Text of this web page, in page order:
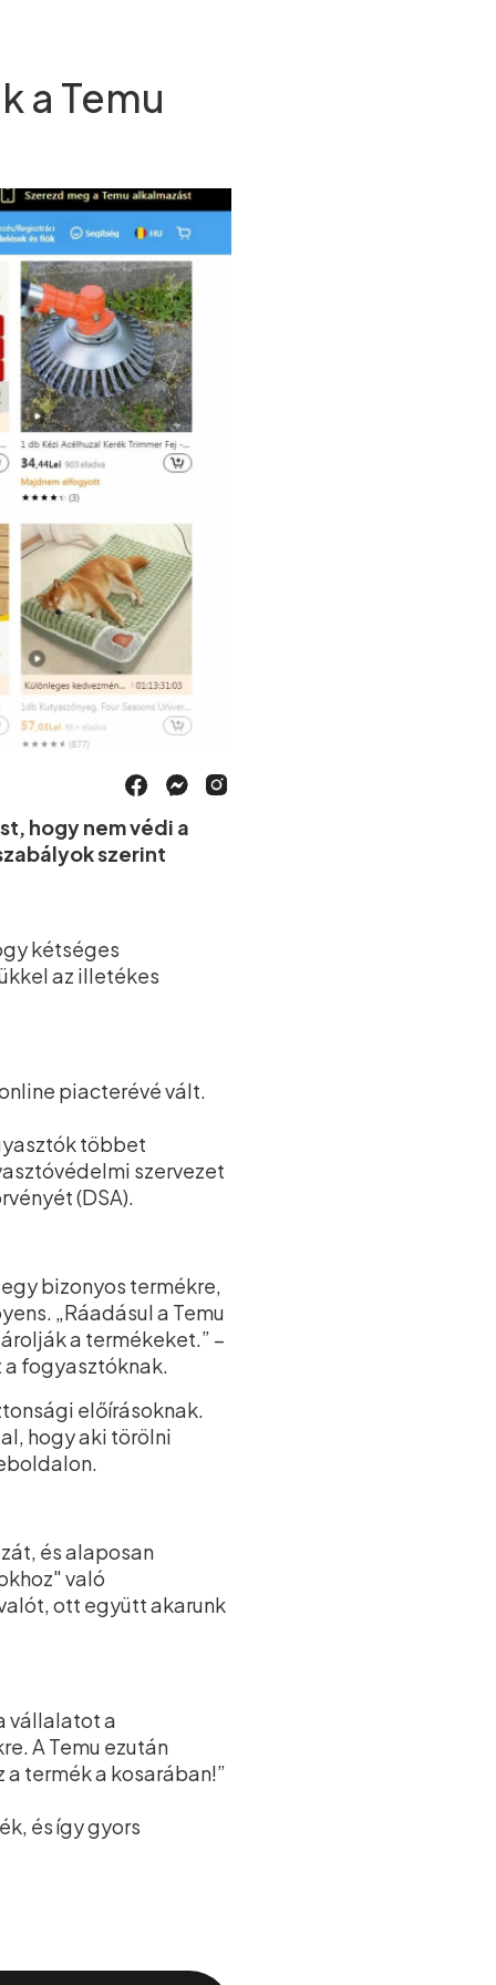
a Temu
hogy nem védi a
szerint
kétséges
az illetékes
piacterévé vált.
többet
szervezet
(DSA).
bizonyos termékre,
„Ráadásul a Temu
a termékeket.” –
a fogyasztóknak.
előírásoknak.
hogy aki törölni
és alaposan
való
ott együtt akarunk
vállalatot a
A Temu ezután
termék a kosarában!”
és így gyors